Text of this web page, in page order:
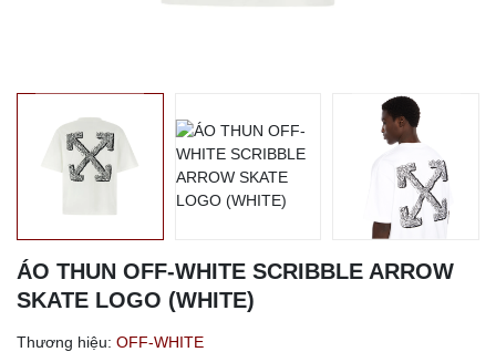
ÁO THUN OFF-WHITE SCRIBBLE ARROW
SKATE LOGO (WHITE)
Thương hiệu: OFF-WHITE